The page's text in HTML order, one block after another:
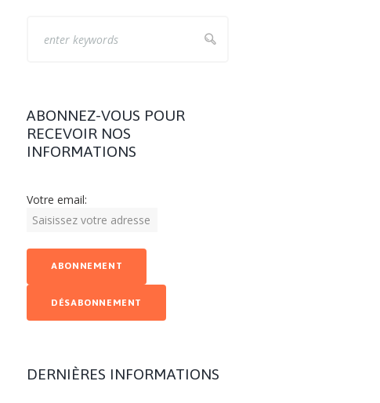
ABONNEZ-VOUS POUR
RECEVOIR NOS
INFORMATIONS
Votre email:
DERNIÈRES INFORMATIONS